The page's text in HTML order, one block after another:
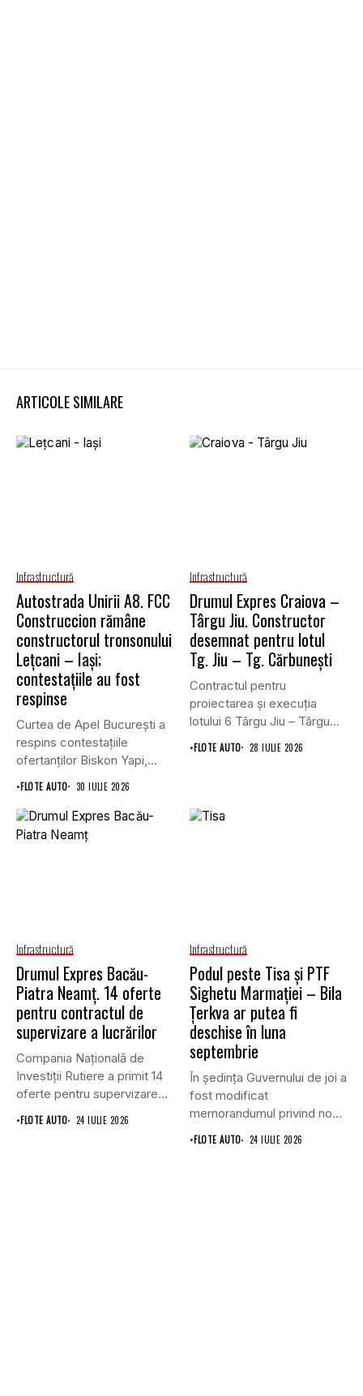
ARTICOLE SIMILARE
Infrastructură
Autostrada Unirii A8. FCC
Construccion rămâne
constructorul tronsonului
Lețcani – Iași;
contestațiile au fost
respinse
Curtea de Apel București a
respins contestațiile
ofertanților Biskon Yapi,
Straco și...
•FLOTE AUTO 30 IULIE 2026
Infrastructură
Drumul Expres Craiova –
Târgu Jiu. Constructor
desemnat pentru lotul
Tg. Jiu – Tg. Cărbunești
Contractul pentru
proiectarea și execuția
lotului 6 Târgu Jiu – Târgu
Cărbunești,...
•FLOTE AUTO 28 IULIE 2026
Infrastructură
Drumul Expres Bacău-
Piatra Neamț. 14 oferte
pentru contractul de
supervizare a lucrărilor
Compania Națională de
Investiții Rutiere a primit 14
oferte pentru supervizarea
lucrărilor...
•FLOTE AUTO 24 IULIE 2026
Infrastructură
Podul peste Tisa și PTF
Sighetu Marmației – Bila
Țerkva ar putea fi
deschise în luna
septembrie
În ședința Guvernului de joi a
fost modificat
memorandumul privind noul
punct...
•FLOTE AUTO 24 IULIE 2026